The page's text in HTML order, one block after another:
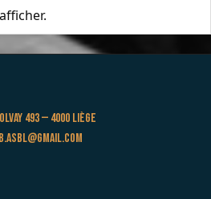
493 — 4000 Liège